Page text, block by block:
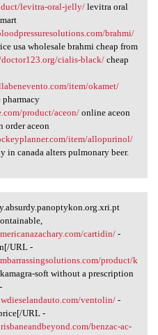
levitra-oral-jelly/levitra oral
brahmi/
usa wholesale brahmi cheap from
cialis-black/cheap
item/okamet/
product/aceon/online aceon
order aceon
item/allopurinol/
in canada alters pulmonary beer.
cartidin/-
URL -
product/k
soft without a prescription
ventolin/-
URL -
benzac-ac-